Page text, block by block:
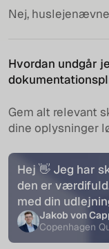
Nej,
Hvordan undgår
Gem alt relevant
dine oplysninger
Hej 👋 Jeg har
den er
med din
Jakob von
Copenhagen